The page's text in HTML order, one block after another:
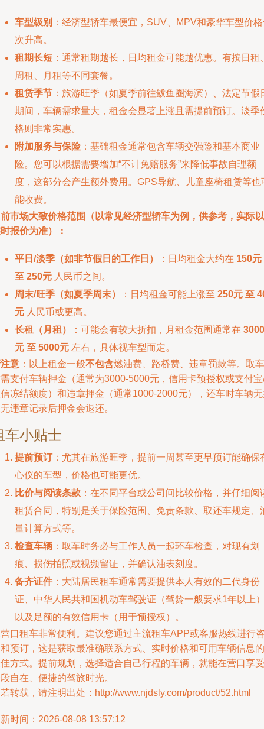
车型级别 ：经济型轿车最便宜，SUV、MPV和豪华车型价
次升高。
租期长短 ：通常租期越长，日均租金可能越优惠。有按日租
周租、月租等不同套餐。
租赁季节 ：旅游旺季（如夏季前往鲅鱼圈海滨）、法定节假
期间，车辆需求量大，租金会显著上涨且需提前预订。淡季
格则非常实惠。
附加服务与保险：基础租金通常包含车辆交强险和基本商业
险。您可以根据需要增加“不计免赔服务”来降低事故自理额
度，这部分会产生额外费用。GPS导航、儿童座椅租赁等也
能收费。
市场大致价格范围（以常见经济型轿车为例，供参考，实际以
报价为准）：
平日/淡季（如非节假日的工作日） ：日均租金大约在 150元
至 250元 人民币之间。
周末/旺季（如夏季周末）
：日均租金可能上涨至 250元 至
元 人民币或更高。
长租（月租）
：可能会有较大折扣，月租金范围通常在 3000
元 至 5000元 左右，具体视车型而定。
意 ：以上租金一般不包含燃油费、路桥费、违章罚款等。取车
支付车辆押金（通常为3000-5000元，信用卡预授权或支付
冻结额度）和违章押金（通常1000-2000元），还车时车辆
违章记录后押金会退还。
车小贴士
提前预订：尤其在旅游旺季，提前一周甚至更早预订能确保
心仪的车型，价格也可能更优。
比价与阅读条款 ：在不同平台或公司间比较价格，并仔细阅
租赁合同，特别是关于保险范围、免责条款、取还车规定、
量计算方式等。
检查车辆 ：取车时务必与工作人员一起环车检查，对现有划
痕、损伤拍照或视频留证，并确认油表刻度。
备齐证件：大陆居民租车通常需要提供本人有效的二代身份
证、中华人民共和国机动车驾驶证（驾龄一般要求1年以上
以及足额的有效信用卡（用于预授权）。
口租车非常便利。建议您通过主流租车APP或客服热线进行
预订，这是获取最准确联系方式、实时价格和可用车辆信息的
方式。提前规划，选择适合自己行程的车辆，就能在营口享受
自在、便捷的驾旅时光。
转载，请注明出处：http://www.njdsly.com/product/52.html
时间：2026-08-08 13:57:12